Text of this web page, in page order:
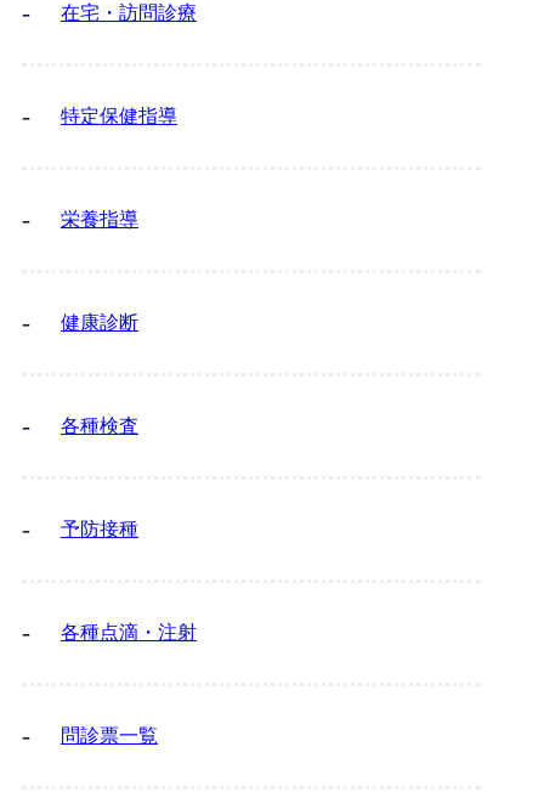
在宅・訪問診療
特定保健指導
栄養指導
健康診断
各種検査
予防接種
各種点滴・注射
問診票一覧